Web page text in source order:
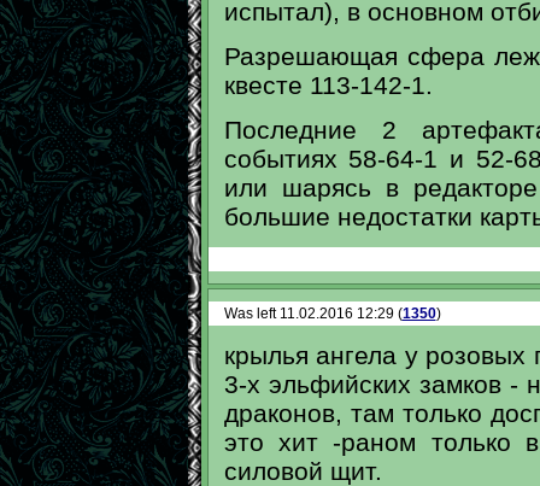
испытал), в основном
Разрешающая сфера
квесте 113-142-1.
Последние 2
событиях 58-64-1 и 52-
или шарясь в
большие недостатки
Was left 11.02.2016 12:29 (1350)
крылья ангела у розовых
3-х эльфийских замков -
драконов, там только
это хит -раном только
силовой щит.